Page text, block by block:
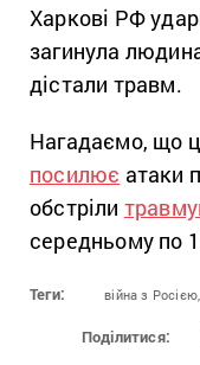
Харкові РФ
загинула
дістали травм.
Нагадаємо, що
посилює атаки
обстріли
середньому по
Теги: війна з Росією,
Поділитися: